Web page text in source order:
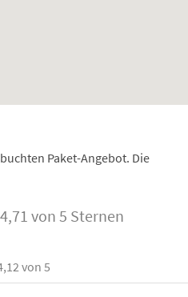
Paket-Angebot. Die
4,71 von 5 Sternen
von 5